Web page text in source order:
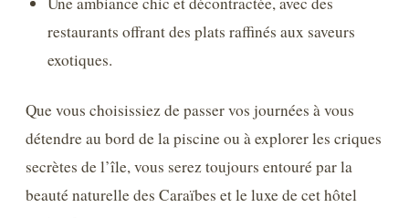
restaurants offrant des plats raffinés aux saveurs
exotiques.
Que vous choisissiez de passer vos journées à vous
détendre au bord de la piscine ou à explorer les criques
secrètes de l’île, vous serez toujours entouré par la
beauté naturelle des Caraïbes et le luxe de cet hôtel